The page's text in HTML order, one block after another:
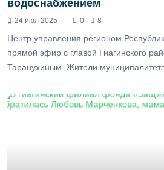
водоснабжением
24 июл 2025 0 8
Центр управления регионом
прямой эфир с главой Гиагинского
Таранухиным. Жители